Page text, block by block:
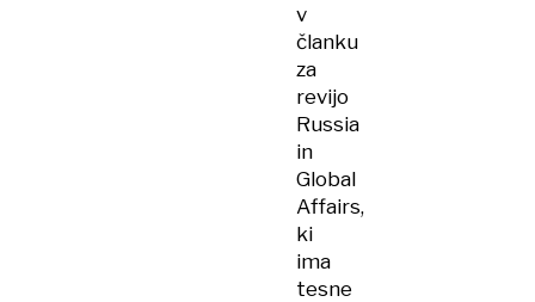
v
članku
za
revijo
Russia
in
Global
Affairs,
ki
ima
tesne